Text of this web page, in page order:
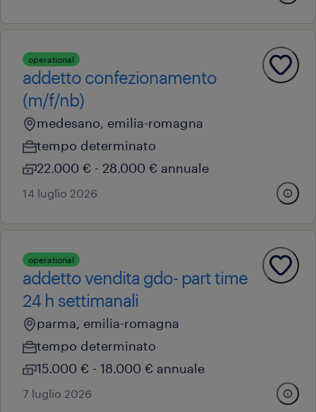
operational
addetto confezionamento
(m/f/nb)
medesano, emilia-romagna
tempo determinato
22.000 € - 28.000 € annuale
14 luglio 2026
operational
addetto vendita gdo- part time
24 h settimanali
parma, emilia-romagna
tempo determinato
15.000 € - 18.000 € annuale
7 luglio 2026